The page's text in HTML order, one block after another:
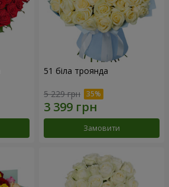
51 біла троянда
5 229 грн
Замовити